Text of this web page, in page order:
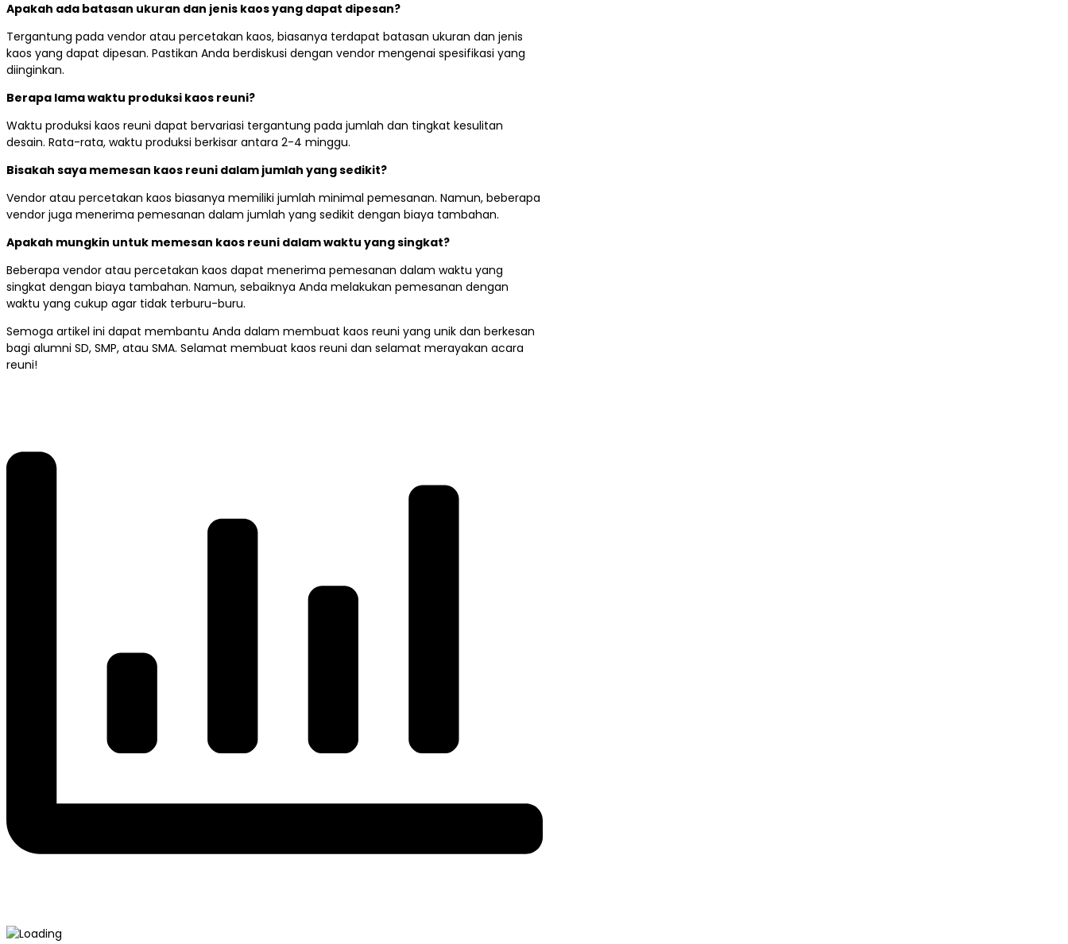
Apakah ada batasan ukuran dan jenis kaos yang dapat dipesan?
Tergantung pada vendor atau percetakan kaos, biasanya terdapat batasan ukuran dan jenis
kaos yang dapat dipesan. Pastikan Anda berdiskusi dengan vendor mengenai spesifikasi yang
diinginkan.
Berapa lama waktu produksi kaos reuni?
Waktu produksi kaos reuni dapat bervariasi tergantung pada jumlah dan tingkat kesulitan
desain. Rata-rata, waktu produksi berkisar antara 2-4 minggu.
Bisakah saya memesan kaos reuni dalam jumlah yang sedikit?
Vendor atau percetakan kaos biasanya memiliki jumlah minimal pemesanan. Namun, beberapa
vendor juga menerima pemesanan dalam jumlah yang sedikit dengan biaya tambahan.
Apakah mungkin untuk memesan kaos reuni dalam waktu yang singkat?
Beberapa vendor atau percetakan kaos dapat menerima pemesanan dalam waktu yang
singkat dengan biaya tambahan. Namun, sebaiknya Anda melakukan pemesanan dengan
waktu yang cukup agar tidak terburu-buru.
Semoga artikel ini dapat membantu Anda dalam membuat kaos reuni yang unik dan berkesan
bagi alumni SD, SMP, atau SMA. Selamat membuat kaos reuni dan selamat merayakan acara
reuni!